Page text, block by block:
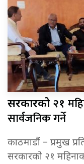
सरकारको २१
सार्वजनिक गर्ने
काठमाडौं – प्रमुख
सरकारको २१